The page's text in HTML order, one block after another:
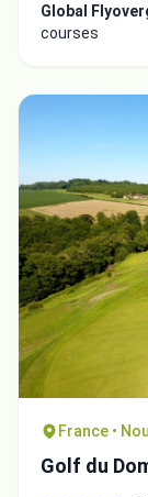
Global
courses
France •
Golf du